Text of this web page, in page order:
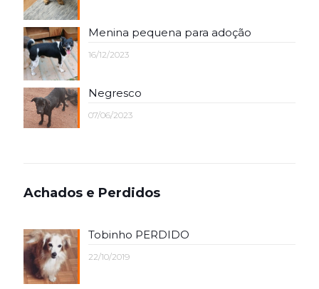
Menina pequena para adoção
16/12/2023
Negresco
07/06/2023
Achados e Perdidos
Tobinho PERDIDO
22/10/2019